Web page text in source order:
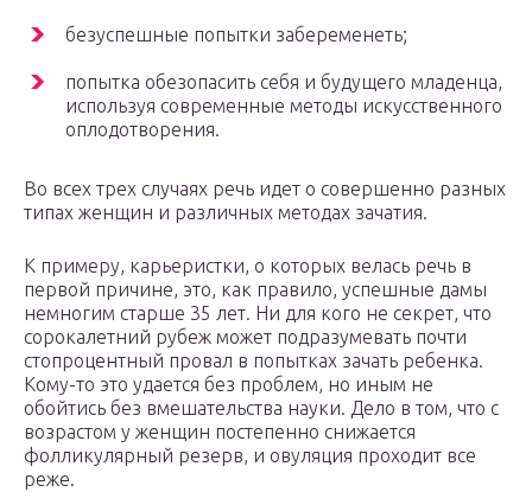
безуспешные попытки забеременеть;
попытка обезопасить себя и будущего младенца,
используя современные методы искусственного
оплодотворения.
Во всех трех случаях речь идет о совершенно разных
типах женщин и различных методах зачатия.
К примеру, карьеристки, о которых велась речь в
первой причине, это, как правило, успешные дамы
немногим старше 35 лет. Ни для кого не секрет, что
сорокалетний рубеж может подразумевать почти
стопроцентный провал в попытках зачать ребенка.
Кому-то это удается без проблем, но иным не
обойтись без вмешательства науки. Дело в том, что с
возрастом у женщин постепенно снижается
фолликулярный резерв, и овуляция проходит все
реже.